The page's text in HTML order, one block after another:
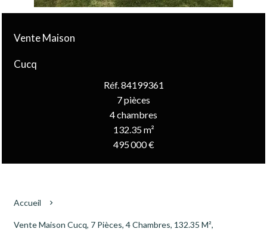
Vente Maison
Cucq
Réf. 84199361
7 pièces
4 chambres
132.35 m²
495 000 €
Accueil
Vente Maison Cucq, 7 Pièces, 4 Chambres, 132.35 M²,